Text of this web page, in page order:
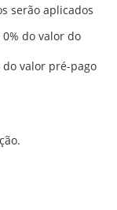
serão aplicados
0% do valor do
do valor pré-pago